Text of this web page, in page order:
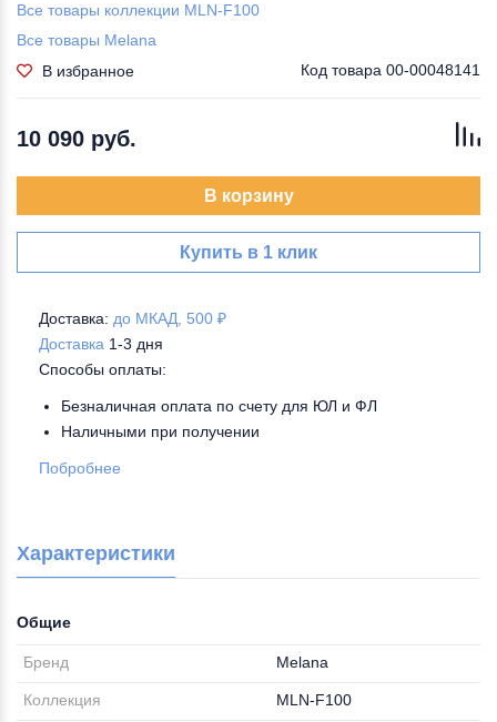
Все товары коллекции MLN-F100
Все товары Melana
В избранное
Код товара 00-00048141
10 090 руб.
В корзину
Купить в 1 клик
Доставка: до МКАД, 500 ₽
Доставка 1-3 дня
Способы оплаты:
Безналичная оплата по счету для ЮЛ и ФЛ
Наличными при получении
Побробнее
Характеристики
Общие
Бренд Melana
Коллекция MLN-F100